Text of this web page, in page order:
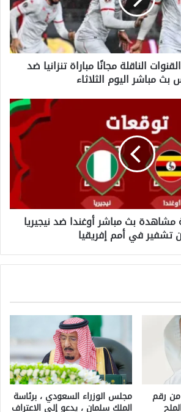
الناقلة مجانًا مباراة تنزانيا ضد
بث مباشر اليوم الثلاثاء
مشاهدة بث مباشر أوغندا ضد نيجيريا
تشفير في أمم إفريقيا
رقم مجلس الوزراء السعودي ، برئاسة
الملك سلمان ، يدعو إلى الاعتراف